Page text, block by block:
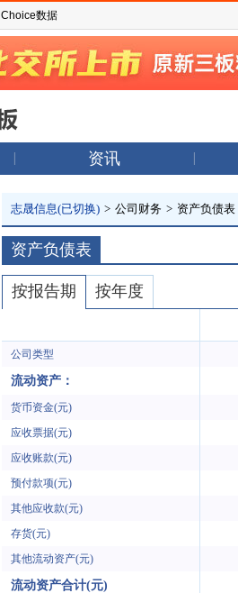
Choice数据
资讯
志晟信息(已切换) > 公司财务 > 资产负债表
资产负债表
按报告期 按年度
公司类型
流动资产：
货币资金(元)
应收票据(元)
应收账款(元)
预付款项(元)
其他应收款(元)
存货(元)
其他流动资产(元)
流动资产合计(元)